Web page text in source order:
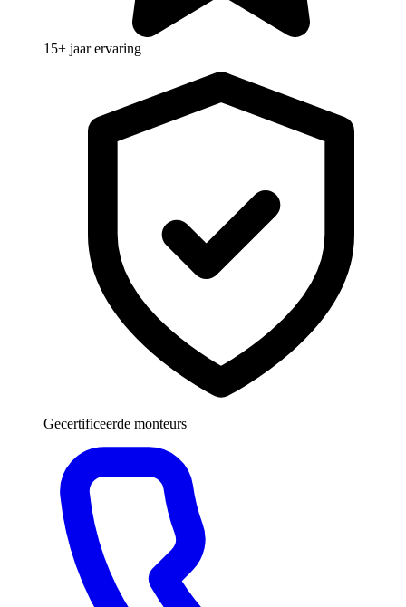
15+ jaar ervaring
Gecertificeerde monteurs